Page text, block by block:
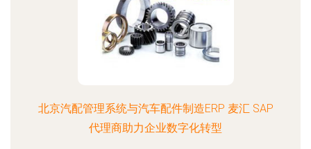
北京汽配管理系统与汽车配件制造ERP 麦汇 SAP
代理商助力企业数字化转型